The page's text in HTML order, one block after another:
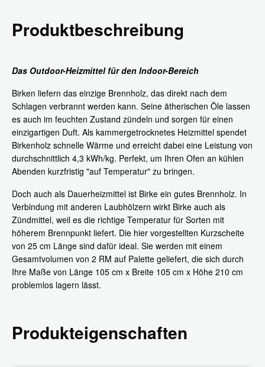
Produktbeschreibung
Das Outdoor-Heizmittel für den Indoor-Bereich
Birken liefern das einzige Brennholz, das direkt nach dem
Schlagen verbrannt werden kann. Seine ätherischen Öle lassen
es auch im feuchten Zustand zündeln und sorgen für einen
einzigartigen Duft. Als kammergetrocknetes Heizmittel spendet
Birkenholz schnelle Wärme und erreicht dabei eine Leistung von
durchschnittlich 4,3 kWh/kg. Perfekt, um Ihren Ofen an kühlen
Abenden kurzfristig "auf Temperatur" zu bringen.
Doch auch als Dauerheizmittel ist Birke ein gutes Brennholz. In
Verbindung mit anderen Laubhölzern wirkt Birke auch als
Zündmittel, weil es die richtige Temperatur für Sorten mit
höherem Brennpunkt liefert. Die hier vorgestellten Kurzscheite
von 25 cm Länge sind dafür ideal. Sie werden mit einem
Gesamtvolumen von 2 RM auf Palette geliefert, die sich durch
Ihre Maße von Länge 105 cm x Breite 105 cm x Höhe 210 cm
problemlos lagern lässt.
Produkteigenschaften